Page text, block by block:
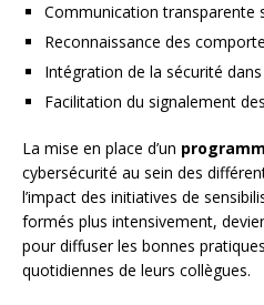
Communication transparente
Reconnaissance des
Intégration de la sécurité
Facilitation du signalement
La mise en place d’un
cybersécurité au sein des
l’impact des initiatives de
formés plus intensivement,
pour diffuser les bonnes
quotidiennes de leurs collègues.